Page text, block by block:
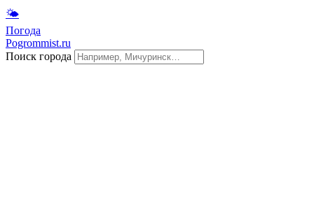
🌤
Погода
Pogrommist.ru
Поиск города